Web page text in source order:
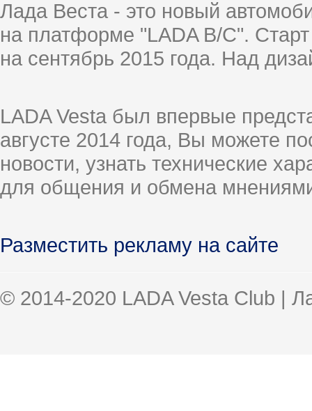
Лада Веста - это новый
на платформе "LADA B/C".
на сентябрь 2015 года. Над
LADA Vesta был впервые
августе 2014 года, Вы можете
новости, узнать технические
для общения и обмена
Разместить рекламу на сайте
© 2014-2020 LADA Vesta Club |